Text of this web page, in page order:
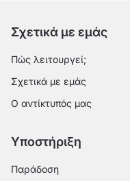
Σχετικά με εμάς
Πώς λειτουργεί;
Σχετικά με εμάς
Ο αντίκτυπός μας
Υποστήριξη
Παράδοση